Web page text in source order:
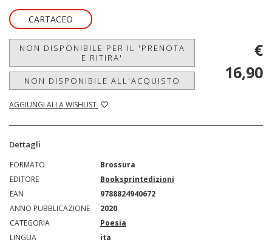
CARTACEO
NON DISPONIBILE PER IL 'PRENOTA
E RITIRA'
NON DISPONIBILE ALL'ACQUISTO
AGGIUNGI ALLA WISHLIST
€
16,90
Dettagli
FORMATO
Brossura
EDITORE
Booksprintedizioni
EAN
9788824940672
ANNO PUBBLICAZIONE
2020
CATEGORIA
Poesia
LINGUA
ita